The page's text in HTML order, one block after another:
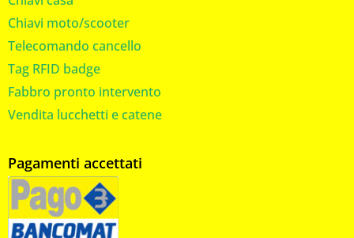
Chiavi moto/scooter
Telecomando cancello
Tag RFID badge
Fabbro pronto intervento
Vendita lucchetti e catene
Pagamenti accettati